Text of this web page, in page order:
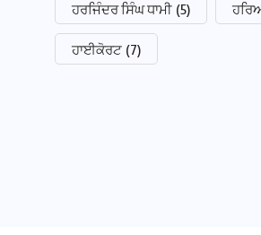
ਹਰਜਿੰਦਰ ਸਿੰਘ ਧਾਮੀ (5)
ਹਾਈਕੋਰਟ (7)